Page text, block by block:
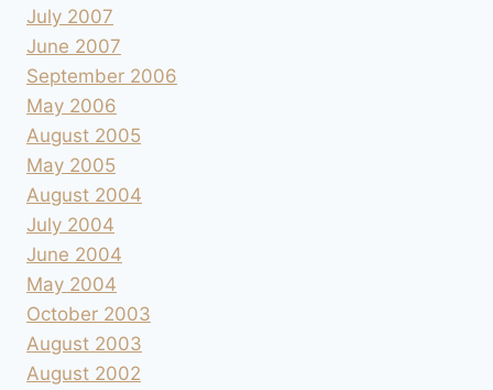
July 2007
June 2007
September 2006
May 2006
August 2005
May 2005
August 2004
July 2004
June 2004
May 2004
October 2003
August 2003
August 2002